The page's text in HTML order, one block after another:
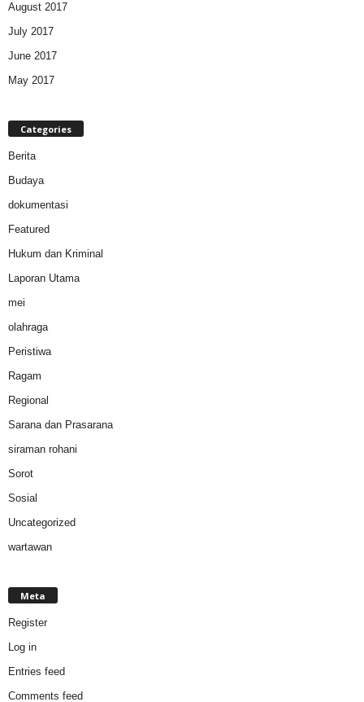
August 2017
July 2017
June 2017
May 2017
Categories
Berita
Budaya
dokumentasi
Featured
Hukum dan Kriminal
Laporan Utama
mei
olahraga
Peristiwa
Ragam
Regional
Sarana dan Prasarana
siraman rohani
Sorot
Sosial
Uncategorized
wartawan
Meta
Register
Log in
Entries feed
Comments feed